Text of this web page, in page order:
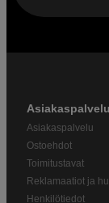
Asiakaspalvelu
Asiakaspalvelu
Ostoehdot
Toimitustavat
Reklamaatiot ja
Henkilötiedot